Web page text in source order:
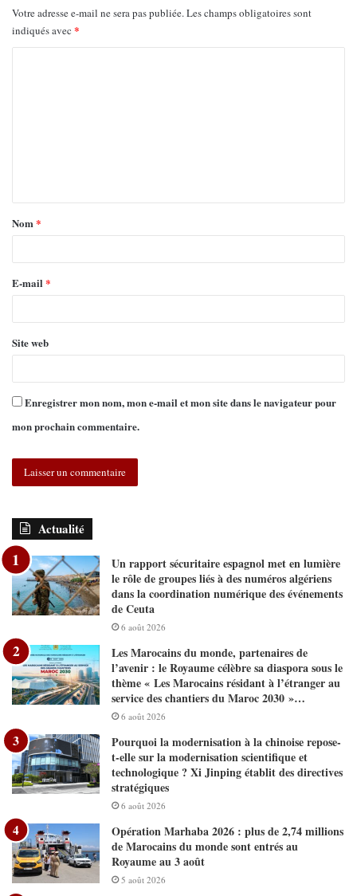
Votre adresse e-mail ne sera pas publiée.Les champs obligatoires sont
indiqués avec *
Nom*
E-mail *
Site web
Enregistrer mon nom, mon e-mail et mon site dans le navigateur pour
mon prochain commentaire.
Actualité
Un rapport sécuritaire espagnol met en lumière
le rôle de groupes liés à des numéros algériens
dans la coordination numérique des événements
de Ceuta
6 août 2026
Les Marocains du monde, partenaires de
l’avenir : le Royaume célèbre sa diaspora sous le
thème « Les Marocains résidant à l’étranger au
service des chantiers du Maroc 2030 »…
6 août 2026
Pourquoi la modernisation à la chinoise repose-
t-elle sur la modernisation scientifique et
technologique ? Xi Jinping établit des directives
stratégiques
6 août 2026
Opération Marhaba 2026 : plus de 2,74 millions
de Marocains du monde sont entrés au
Royaume au 3 août
5 août 2026